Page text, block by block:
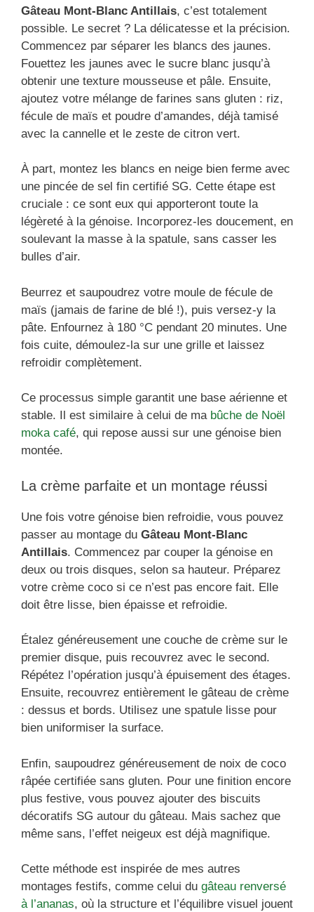
Gâteau Mont-Blanc Antillais, c’est totalement
possible. Le secret ? La délicatesse et la précision.
Commencez par séparer les blancs des jaunes.
Fouettez les jaunes avec le sucre blanc jusqu’à
obtenir une texture mousseuse et pâle. Ensuite,
ajoutez votre mélange de farines sans gluten : riz,
fécule de maïs et poudre d’amandes, déjà tamisé
avec la cannelle et le zeste de citron vert.
À part, montez les blancs en neige bien ferme avec
une pincée de sel fin certifié SG. Cette étape est
cruciale : ce sont eux qui apporteront toute la
légèreté à la génoise. Incorporez-les doucement, en
soulevant la masse à la spatule, sans casser les
bulles d’air.
Beurrez et saupoudrez votre moule de fécule de
maïs (jamais de farine de blé !), puis versez-y la
pâte. Enfournez à 180 °C pendant 20 minutes. Une
fois cuite, démoulez-la sur une grille et laissez
refroidir complètement.
Ce processus simple garantit une base aérienne et
stable. Il est similaire à celui de ma bûche de Noël
moka café, qui repose aussi sur une génoise bien
montée.
La crème parfaite et un montage réussi
Une fois votre génoise bien refroidie, vous pouvez
passer au montage du Gâteau Mont-Blanc
Antillais. Commencez par couper la génoise en
deux ou trois disques, selon sa hauteur. Préparez
votre crème coco si ce n’est pas encore fait. Elle
doit être lisse, bien épaisse et refroidie.
Étalez généreusement une couche de crème sur le
premier disque, puis recouvrez avec le second.
Répétez l’opération jusqu’à épuisement des étages.
Ensuite, recouvrez entièrement le gâteau de crème
: dessus et bords. Utilisez une spatule lisse pour
bien uniformiser la surface.
Enfin, saupoudrez généreusement de noix de coco
râpée certifiée sans gluten. Pour une finition encore
plus festive, vous pouvez ajouter des biscuits
décoratifs SG autour du gâteau. Mais sachez que
même sans, l’effet neigeux est déjà magnifique.
Cette méthode est inspirée de mes autres
montages festifs, comme celui du gâteau renversé
à l’ananas, où la structure et l’équilibre visuel jouent